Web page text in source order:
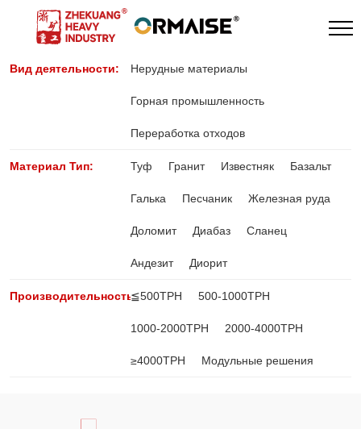
Вид деятельности: Нерудные материалы
Горная промышленность
Переработка отходов
Материал Тип: Туф Гранит Известняк Базальт
Галька Песчаник Железная руда
Доломит Диабаз Сланец
Андезит Диорит
Производительность:≦500TPH 500-1000TPH
1000-2000TPH 2000-4000TPH
≥4000TPH Модульные решения